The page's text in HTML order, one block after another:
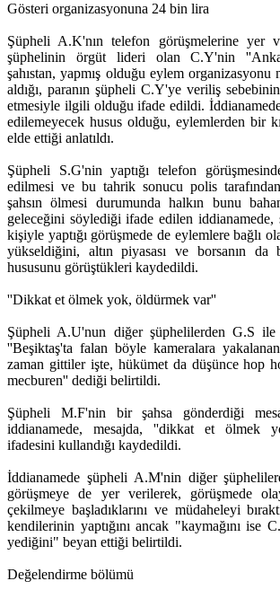
Gösteri organizasyonuna 24 bin lira
Şüpheli A.K'nın telefon görüşmelerine yer
şüphelinin örgüt lideri olan C.Y'nin
şahıstan, yapmış olduğu eylem
aldığı, paranın şüpheli C.Y'ye veriliş
etmesiyle ilgili olduğu ifade edildi.
edilemeyecek husus olduğu, eylemlerden bir
elde ettiği anlatıldı.
Şüpheli S.G'nin yaptığı telefon
edilmesi ve bu tahrik sonucu polis
şahsın ölmesi durumunda halkın bunu
geleceğini söylediği ifade edilen
kişiyle yaptığı görüşmede de eylemlere bağlı
yükseldiğini, altın piyasası ve borsanın da
hususunu görüştükleri kaydedildi.
''Dikkat et ölmek yok, öldürmek var''
Şüpheli A.U'nun diğer şüphelilerden G.S ile
''Beşiktaş'ta falan böyle kameralara
zaman gittiler işte, hükümet da düşünce hop
mecburen'' dediği belirtildi.
Şüpheli M.F'nin bir şahsa gönderdiği
iddianamede, mesajda, ''dikkat et ölmek
ifadesini kullandığı kaydedildi.
İddianamede şüpheli A.M'nin diğer
görüşmeye de yer verilerek, görüşmede
çekilmeye başladıklarını ve müdaheleyi
kendilerinin yaptığını ancak "kaymağını ise
yediğini" beyan ettiği belirtildi.
Değelendirme bölümü